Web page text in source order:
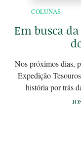
COLUNAS
Em busca
Nos próximos dias,
Expedição
história por trás